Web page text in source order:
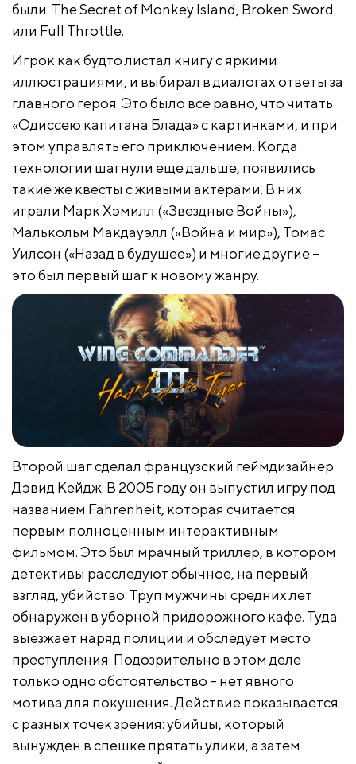
были: The Secret of Monkey Island, Broken Sword
или Full Throttle.
Игрок как будто листал книгу с яркими
иллюстрациями, и выбирал в диалогах ответы за
главного героя. Это было все равно, что читать
«Одиссею капитана Блада» с картинками, и при
этом управлять его приключением. Когда
технологии шагнули еще дальше, появились
такие же квесты с живыми актерами. В них
играли Марк Хэмилл («Звездные Войны»),
Малькольм Макдауэлл («Война и мир»), Томас
Уилсон («Назад в будущее») и многие другие –
это был первый шаг к новому жанру.
Второй шаг сделал французский геймдизайнер
Дэвид Кейдж. В 2005 году он выпустил игру под
названием Fahrenheit, которая считается
первым полноценным интерактивным
фильмом. Это был мрачный триллер, в котором
детективы расследуют обычное, на первый
взгляд, убийство. Труп мужчины средних лет
обнаружен в уборной придорожного кафе. Туда
выезжает наряд полиции и обследует место
преступления. Подозрительно в этом деле
только одно обстоятельство – нет явного
мотива для покушения. Действие показывается
с разных точек зрения: убийцы, который
вынужден в спешке прятать улики, а затем